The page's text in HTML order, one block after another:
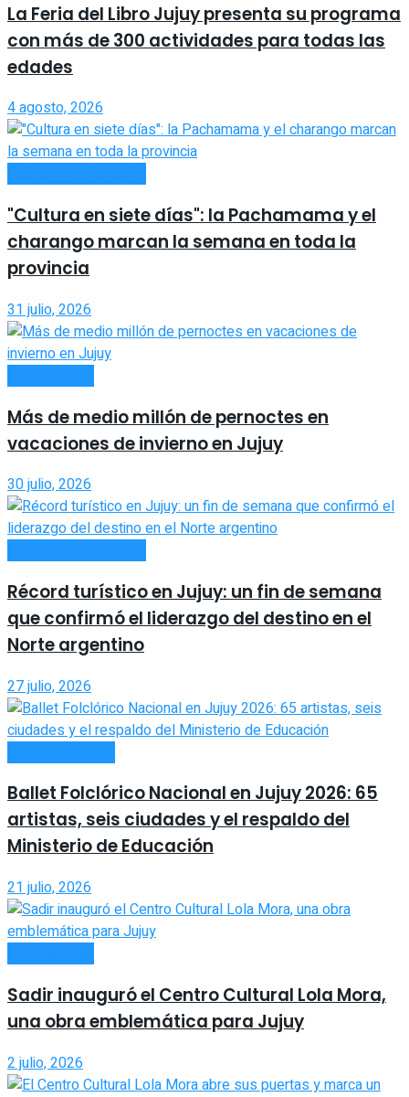
La Feria del Libro Jujuy presenta su programa
con más de 300 actividades para todas las
edades
4 agosto, 2026
"Cultura en siete días": la Pachamama y el
charango marcan la semana en toda la
provincia
31 julio, 2026
Más de medio millón de pernoctes en
vacaciones de invierno en Jujuy
30 julio, 2026
Récord turístico en Jujuy: un fin de semana
que confirmó el liderazgo del destino en el
Norte argentino
27 julio, 2026
Ballet Folclórico Nacional en Jujuy 2026: 65
artistas, seis ciudades y el respaldo del
Ministerio de Educación
21 julio, 2026
Sadir inauguró el Centro Cultural Lola Mora,
una obra emblemática para Jujuy
2 julio, 2026